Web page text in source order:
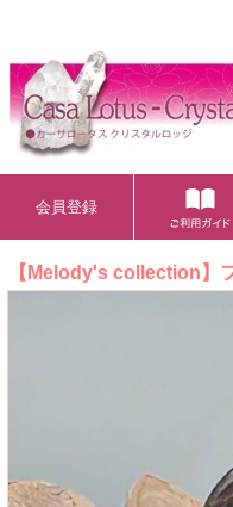
会員登録
【Melody's collection】